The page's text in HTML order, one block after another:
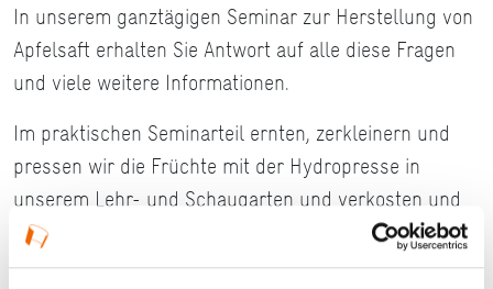
In unserem ganztägigen Seminar zur Herstellung von
Apfelsaft erhalten Sie Antwort auf alle diese Fragen
und viele weitere Informationen.
Im praktischen Seminarteil ernten, zerkleinern und
pressen wir die Früchte mit der Hydropresse in
unserem Lehr- und Schaugarten und verkosten und
bewerten die sortenreinen Säfte. Inklusive ca. 5 Liter
Apfelsaft zum Mitnehmen.